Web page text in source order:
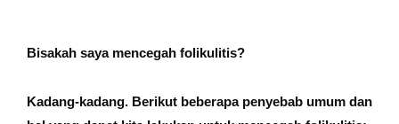
Bisakah saya mencegah folikulitis?
Kadang-kadang. Berikut beberapa penyebab umum dan